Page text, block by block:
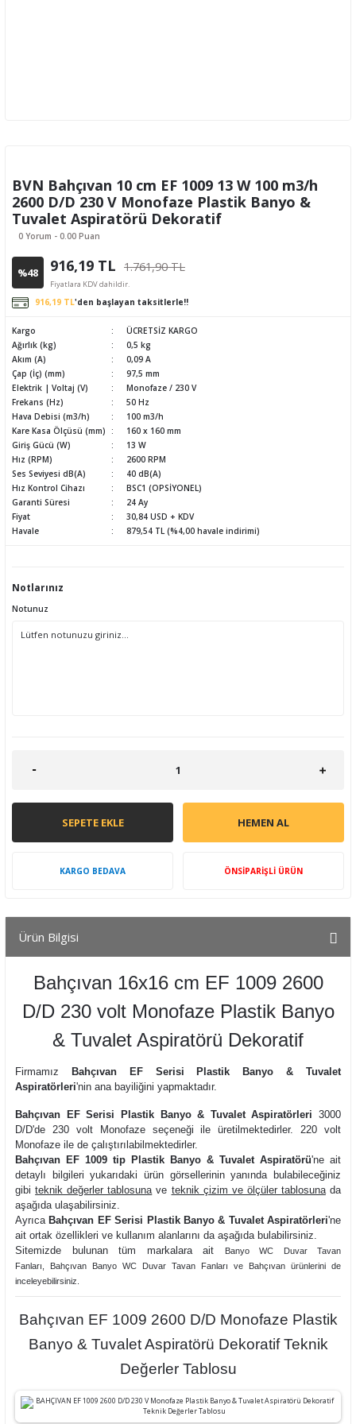
BVN Bahçıvan 10 cm EF 1009 13 W 100 m3/h
2600 D/D 230 V Monofaze Plastik Banyo &
Tuvalet Aspiratörü Dekoratif
0 Yorum - 0.00 Puan
%48 916,19 TL 1.761,90 TL
Fiyatlara KDV dahildir.
916,19 TL'den başlayan taksitlerle!!
Kargo
ÜCRETSİZ KARGO
Ağırlık (kg)
0,5 kg
Akım (A)
0,09 A
Çap (İç) (mm)
97,5 mm
Elektrik | Voltaj (V)
Monofaze / 230 V
Frekans (Hz)
50 Hz
Hava Debisi (m3/h)
100 m3/h
Kare Kasa Ölçüsü (mm)
160 x 160 mm
Giriş Gücü (W)
13 W
Hız (RPM)
2600 RPM
Ses Seviyesi dB(A)
40 dB(A)
Hız Kontrol Cihazı
BSC1 (OPSİYONEL)
Garanti Süresi
24 Ay
Fiyat
30,84 USD + KDV
Havale
879,54 TL (%4,00 havale indirimi)
Notlarınız
Notunuz
SEPETE EKLE HEMEN AL
KARGO BEDAVA ÖNSİPARİŞLİ ÜRÜN
Ürün Bilgisi
Bahçıvan 16x16 cm EF 1009 2600
D/D 230 volt Monofaze Plastik Banyo
& Tuvalet Aspiratörü Dekoratif
Firmamız
Bahçıvan EF Serisi Plastik Banyo & Tuvalet
Aspiratörleri'nin ana bayiliğini yapmaktadır.
Bahçıvan EF Serisi Plastik Banyo & Tuvalet Aspiratörleri 3000
D/D'de 230 volt Monofaze seçeneği ile üretilmektedirler. 220 volt
Monofaze ile de çalıştırılabilmektedirler.
Bahçıvan EF 1009 tip Plastik Banyo & Tuvalet Aspiratörü'ne ait
detaylı bilgileri yukarıdaki ürün görsellerinin yanında bulabileceğiniz
gibiteknik değerler tablosunave teknik çizim ve ölçüler tablosunada
aşağıda ulaşabilirsiniz.
Ayrıca Bahçıvan EF Serisi Plastik Banyo & Tuvalet Aspiratörleri'ne
ait ortak özellikleri ve kullanım alanlarını da aşağıda bulabilirsiniz.
Sitemizde bulunan tüm markalara ait
Banyo WC Duvar Tavan
Fanları
Bahçıvan Banyo WC Duvar Tavan Fanları ve Bahçıvan ürünlerini de
inceleyebilirsiniz.
Bahçıvan EF 1009 2600 D/D Monofaze Plastik
Banyo & Tuvalet Aspiratörü Dekoratif Teknik
Değerler Tablosu